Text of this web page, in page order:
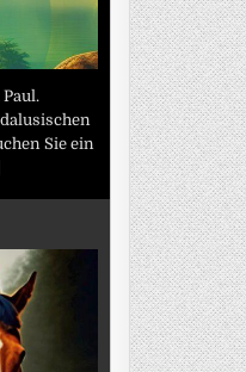
Sie ein